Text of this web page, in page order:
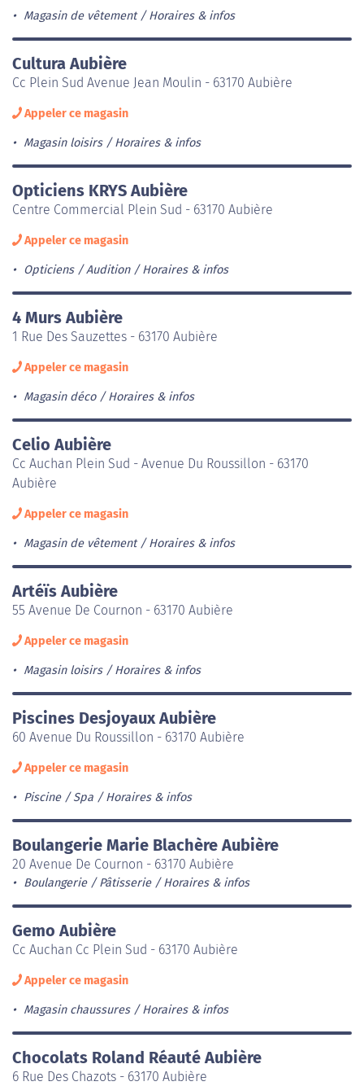
Magasin de vêtement Horaires & infos
Cultura Aubière
Cc Plein Sud Avenue Jean Moulin - 63170 Aubière
Appeler ce magasin
Magasin loisirs Horaires & infos
Opticiens KRYS Aubière
Centre Commercial Plein Sud - 63170 Aubière
Appeler ce magasin
Opticiens / Audition Horaires & infos
4 Murs Aubière
1 Rue Des Sauzettes - 63170 Aubière
Appeler ce magasin
Magasin déco Horaires & infos
Celio Aubière
Cc Auchan Plein Sud - Avenue Du Roussillon - 63170
Aubière
Appeler ce magasin
Magasin de vêtement Horaires & infos
Artéïs Aubière
55 Avenue De Cournon - 63170 Aubière
Appeler ce magasin
Magasin loisirs Horaires & infos
Piscines Desjoyaux Aubière
60 Avenue Du Roussillon - 63170 Aubière
Appeler ce magasin
Piscine / Spa Horaires & infos
Boulangerie Marie Blachère Aubière
20 Avenue De Cournon - 63170 Aubière
Boulangerie / Pâtisserie Horaires & infos
Gemo Aubière
Cc Auchan Cc Plein Sud - 63170 Aubière
Appeler ce magasin
Magasin chaussures Horaires & infos
Chocolats Roland Réauté Aubière
6 Rue Des Chazots - 63170 Aubière